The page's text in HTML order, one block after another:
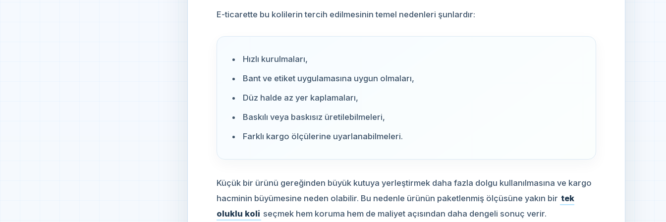
E-ticarette bu kolilerin tercih edilmesinin temel nedenleri şunlardır:
Hızlı kurulmaları,
Bant ve etiket uygulamasına uygun olmaları,
Düz halde az yer kaplamaları,
Baskılı veya baskısız üretilebilmeleri,
Farklı kargo ölçülerine uyarlanabilmeleri.
Küçük bir ürünü gereğinden büyük kutuya yerleştirmek daha fazla dolgu kullanılmasına ve kargo
hacminin büyümesine neden olabilir. Bu nedenle ürünün paketlenmiş ölçüsüne yakın bir tek
oluklu koli seçmek hem koruma hem de maliyet açısından daha dengeli sonuç verir.